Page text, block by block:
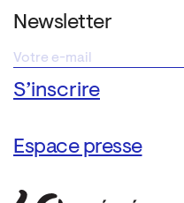
Newsletter
Espace presse